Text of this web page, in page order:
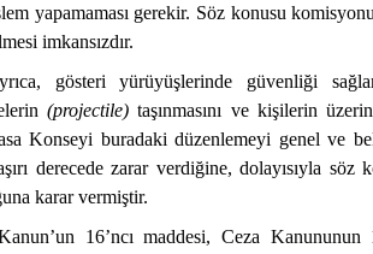
yapamaması gerekir. Söz konusu
imkansızdır.
gösteri yürüyüşlerinde güvenliği
(projectile) taşınmasını ve kişilerin
Konseyi buradaki düzenlemeyi genel ve
derecede zarar verdiğine, dolayısıyla söz
karar vermiştir.
16’ncı maddesi, Ceza Kanununun